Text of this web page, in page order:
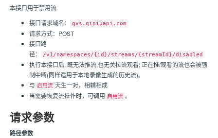
本接口用于禁用流
接口请求域名：
qvs.qiniuapi.com
请求方式：POST
接口路
径：
/v1/namespaces/{id}/streams/{streamId}/disabled
执行本接口后, 既无法推流,也无关拉流观看; 正在推/观看的流也会被强
制中断(同样适用于本地录像生成的历史流)。
与 启用流 天生一对，相辅相成
当需要恢复流操作时，可调用 启用流 。
请求参数
路径参数